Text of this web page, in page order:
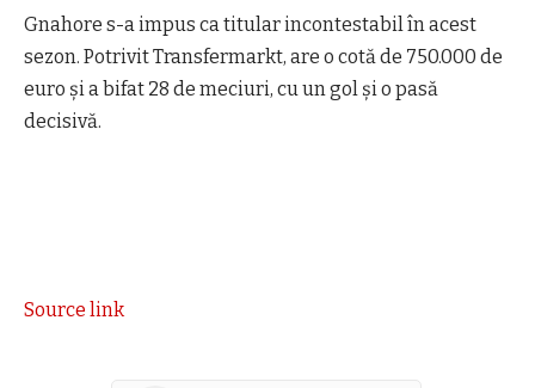
Gnahore s-a impus ca titular incontestabil în acest
sezon. Potrivit Transfermarkt, are o cotă de 750.000 de
euro și a bifat 28 de meciuri, cu un gol și o pasă
decisivă.
Source link